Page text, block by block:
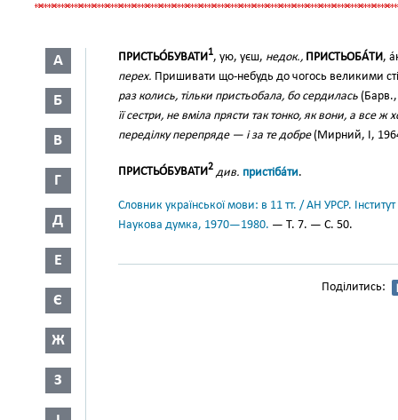
А
Б
В
Г
Д
Е
Є
Ж
З
ПРИСТЬО́БУВАТИ1, ую, уєш, недок., ПРИСТЬОБА́ТИ,
перех. Пришивати що-небудь до чогось великими
раз колись, тільки пристьобала, бо сердилась
її сестри, не вміла прясти так тонко, як вони, а все
переділку перепряде — і за те добре(Мирний, І,
ПРИСТЬО́БУВАТИ2 див. пристіба́ти.
Словник української мови: в 11 тт. / АН УРСР.
Наукова думка, 1970—1980. — Т. 7. — С. 50.
Поділитись: